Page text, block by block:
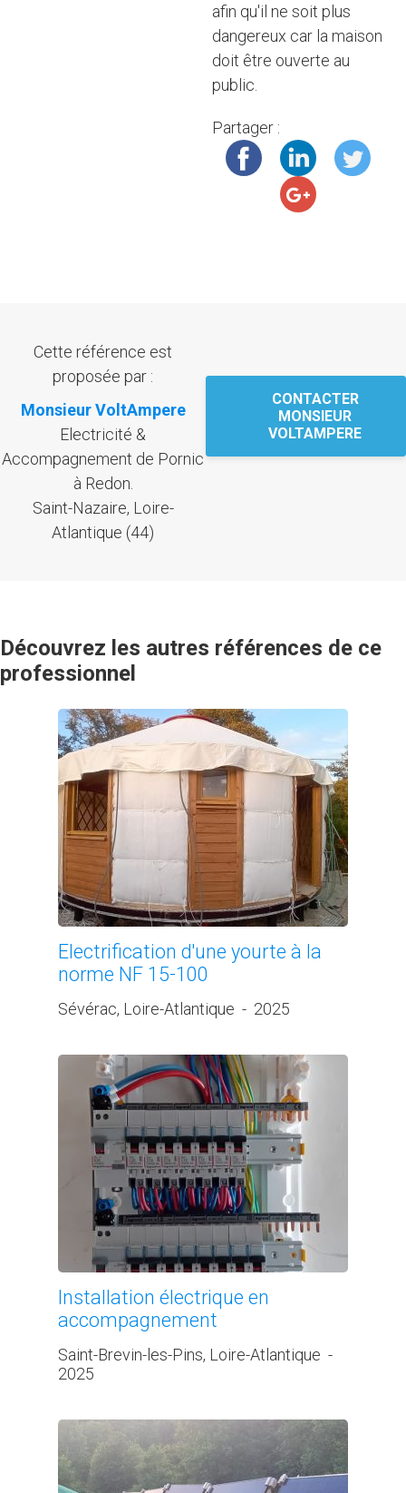
afin qu'il ne soit plus
dangereux car la maison
doit être ouverte au
public.
Partager :
Cette référence est
proposée par :
Monsieur VoltAmpere
Electricité &
Accompagnement de Pornic
à Redon.
Saint-Nazaire, Loire-
Atlantique (44)
CONTACTER
MONSIEUR
VOLTAMPERE
Découvrez les autres références de ce
professionnel
Electrification d'une yourte à la
norme NF 15-100
Sévérac, Loire-Atlantique - 2025
Installation électrique en
accompagnement
Saint-Brevin-les-Pins, Loire-Atlantique -
2025